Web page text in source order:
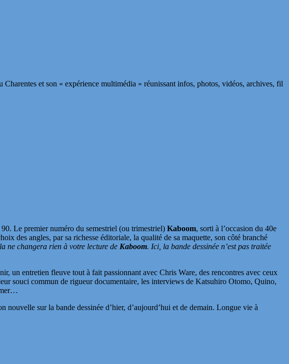
et son « expérience multimédia » réunissant infos, photos, vidéos, archives, fil
90. Le premier numéro du semestriel (ou trimestriel) Kaboom, sorti à l’occasion du 40e
des angles, par sa richesse éditoriale, la qualité de sa maquette, son côté branché
ne changera rien à votre lecture de Kaboom. Ici, la bande dessinée n’est pas traitée
un entretien fleuve tout à fait passionnant avec Chris Ware, des rencontres avec ceux
souci commun de rigueur documentaire, les interviews de Katsuhiro Otomo, Quino,
nouvelle sur la bande dessinée d’hier, d’aujourd’hui et de demain. Longue vie à